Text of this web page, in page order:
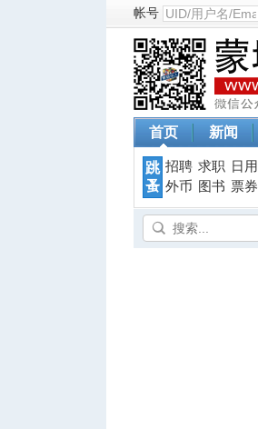
帐号
首页 新闻
跳
蚤
招聘 求职 日用
外币
图书 票券